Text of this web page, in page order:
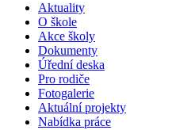
Aktuality
O škole
Akce školy
Dokumenty
Úřední deska
Pro rodiče
Fotogalerie
Aktuální projekty
Nabídka práce